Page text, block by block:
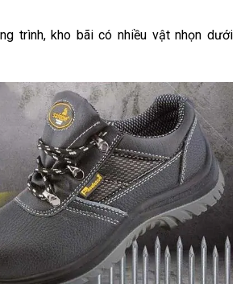
trình, kho bãi có nhiều vật nhọn dưới